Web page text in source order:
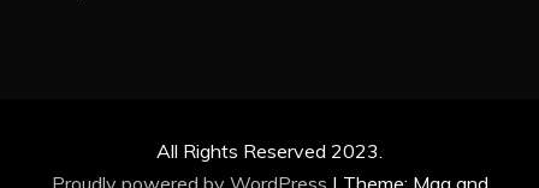
All Rights Reserved 2023.
Proudly powered by WordPress | Theme: Mag and